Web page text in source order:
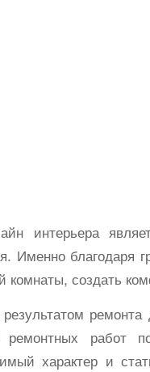
интерьера
Именно благодаря
комнаты, создать
работ
характер и